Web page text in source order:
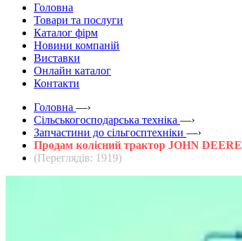
Головна
Товари та послуги
Каталог фірм
Новини компаній
Виставки
Онлайн каталог
Контакти
Головна —›
Сільськогосподарська техніка —›
Запчастини до сільгосптехніки —›
Продам колісний трактор JOHN
(Переглядів: 1919)